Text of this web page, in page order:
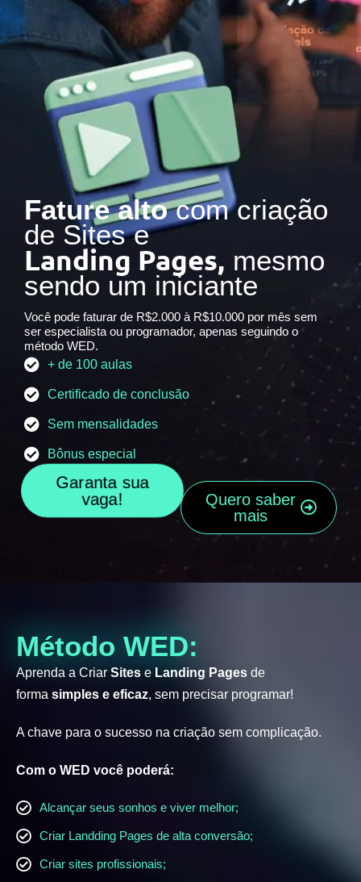
Fature altocom criação
de Sites e
Landing Pages, mesmo
sendo um iniciante
Você pode faturar de R$2.000 à R$10.000 por mês sem
ser especialista ou programador, apenas seguindo o
método WED.
+ de 100 aulas
Certificado de conclusão
Sem mensalidades
Bônus especial
Garanta sua
vaga!
Quero saber
mais
Método WED:
Aprenda a Criar Sites e Landing Pages de
forma simples e eficaz, sem precisar programar!
A chave para o sucesso na criação sem complicação.
Com o WED você poderá:
Alcançar seus sonhos e viver melhor;
Criar Landding Pages de alta conversão;
Criar sites profissionais;